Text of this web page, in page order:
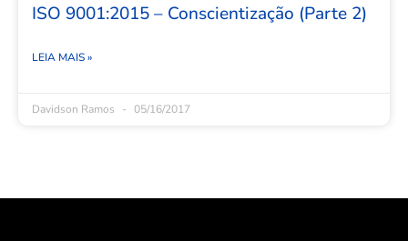
ISO 9001:2015 – Conscientização (Parte 2)
LEIA MAIS »
Davidson Ramos 05/16/2017